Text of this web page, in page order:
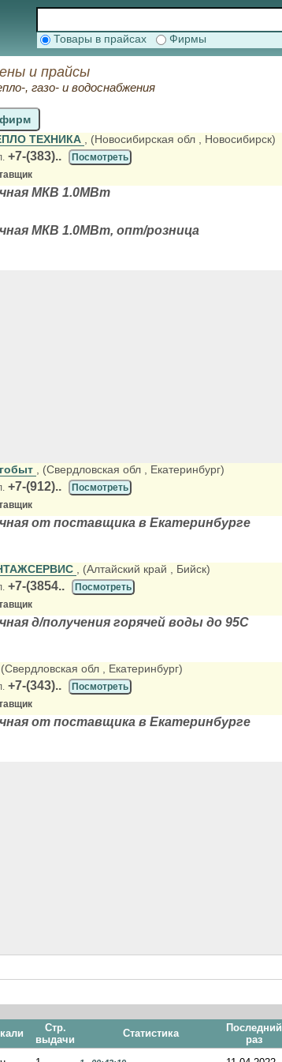
Товары в прайсах Фирмы
и прайсы
, газо- и водоснабжения
фирм
ТЕХНИКА , (Новосибирская обл , Новосибирск)
+7-(383)..
Посмотреть
МКВ 1.0МВт
МКВ 1.0МВт, опт/розница
, (Свердловская обл , Екатеринбург)
+7-(912)..
Посмотреть
от поставщика в Екатеринбурге
, (Алтайский край , Бийск)
+7-(3854..
Посмотреть
д/получения горячей воды до 95С
, (Свердловская обл , Екатеринбург)
+7-(343)..
Посмотреть
от поставщика в Екатеринбурге
Стр.
выдачи
Статистика
Последний
раз